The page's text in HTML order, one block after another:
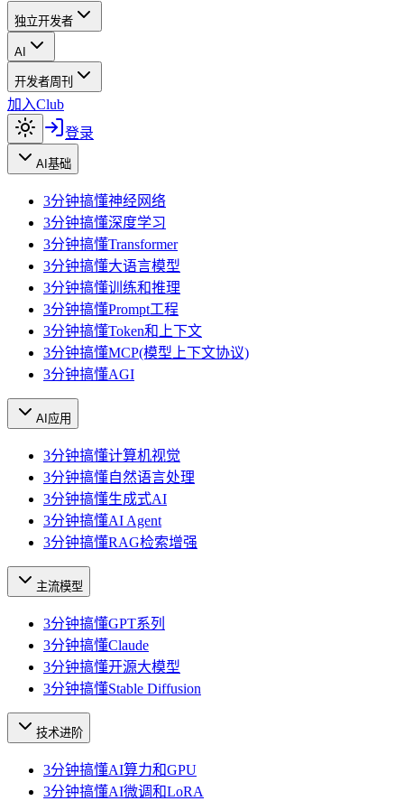
独立开发者
AI
开发者周刊
加入Club
登录
AI基础
3分钟搞懂神经网络
3分钟搞懂深度学习
3分钟搞懂Transformer
3分钟搞懂大语言模型
3分钟搞懂训练和推理
3分钟搞懂Prompt工程
3分钟搞懂Token和上下文
3分钟搞懂MCP(模型上下文协议)
3分钟搞懂AGI
AI应用
3分钟搞懂计算机视觉
3分钟搞懂自然语言处理
3分钟搞懂生成式AI
3分钟搞懂AI Agent
3分钟搞懂RAG检索增强
主流模型
3分钟搞懂GPT系列
3分钟搞懂Claude
3分钟搞懂开源大模型
3分钟搞懂Stable Diffusion
技术进阶
3分钟搞懂AI算力和GPU
3分钟搞懂AI微调和LoRA